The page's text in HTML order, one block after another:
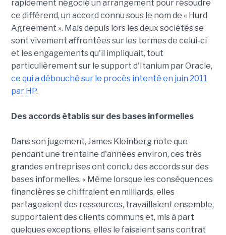
rapidement négocié un arrangement pour résoudre
ce différend, un accord connu sous le nom de « Hurd
Agreement ». Mais depuis lors les deux sociétés se
sont vivement affrontées sur les termes de celui-ci
et les engagements qu'il impliquait, tout
particulièrement sur le support d'Itanium par Oracle,
ce qui a débouché sur le procès intenté en juin 2011
par HP.
Des accords établis sur des bases informelles
Dans son jugement, James Kleinberg note que
pendant une trentaine d'années environ, ces très
grandes entreprises ont conclu des accords sur des
bases informelles. « Même lorsque les conséquences
financières se chiffraient en milliards, elles
partageaient des ressources, travaillaient ensemble,
supportaient des clients communs et, mis à part
quelques exceptions, elles le faisaient sans contrat